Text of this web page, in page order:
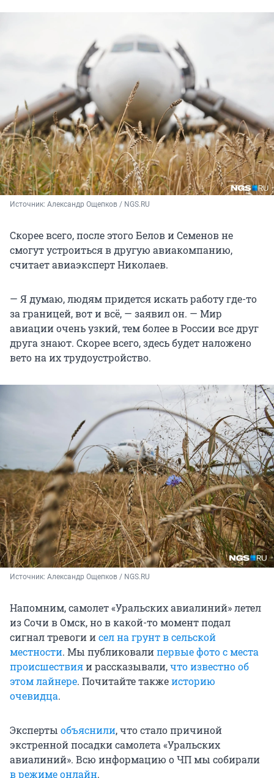
Источник: Александр Ощепков / NGS.RU
Скорее всего, после этого Белов и Семенов не
смогут устроиться в другую авиакомпанию,
считает авиаэксперт Николаев.
— Я думаю, людям придется искать работу где-то
за границей, вот и всё, — заявил он. — Мир
авиации очень узкий, тем более в России все друг
друга знают. Скорее всего, здесь будет наложено
вето на их трудоустройство.
Источник: Александр Ощепков / NGS.RU
Напомним, самолет «Уральских авиалиний» летел
из Сочи в Омск, но в какой-то момент подал
сигнал тревоги исел на грунт в сельской
местности. Мы публиковалипервые фото с места
происшествияи рассказывали,что известно об
этом лайнере. Почитайте такжеисторию
очевидца.
Эксперты объяснили, что стало причиной
экстренной посадки самолета «Уральских
авиалиний». Всю информацию о ЧП мы собирали
в режиме онлайн.